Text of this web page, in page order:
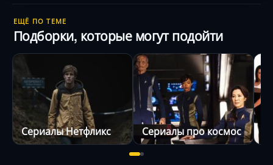
ЕЩЁ ПО ТЕМЕ
Подборки, которые могут подойти
Сериалы Нетфликс Сериалы про космос